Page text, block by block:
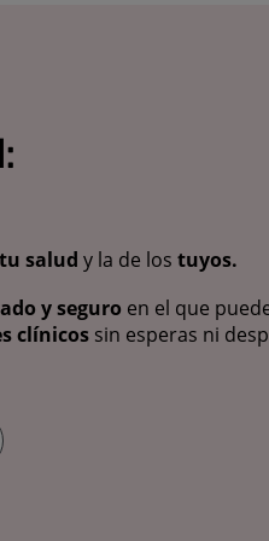
tu salud y la de los tuyos.
y seguro en el que
clínicos sin esperas ni